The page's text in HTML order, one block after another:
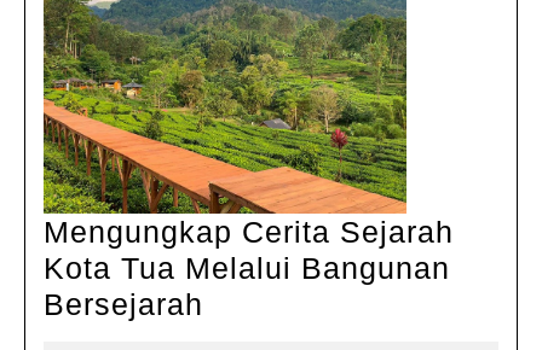
Mengungkap Cerita Sejarah
Kota Tua Melalui Bangunan
Bersejarah